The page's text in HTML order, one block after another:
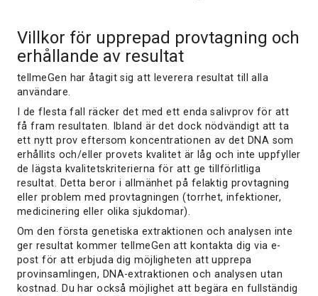
Villkor för upprepad provtagning och
erhållande av resultat
tellmeGen har åtagit sig att leverera resultat till alla
användare.
I de flesta fall räcker det med ett enda salivprov för att
få fram resultaten. Ibland är det dock nödvändigt att ta
ett nytt prov eftersom koncentrationen av det DNA som
erhållits och/eller provets kvalitet är låg och inte uppfyller
de lägsta kvalitetskriterierna för att ge tillförlitliga
resultat. Detta beror i allmänhet på felaktig provtagning
eller problem med provtagningen (torrhet, infektioner,
medicinering eller olika sjukdomar).
Om den första genetiska extraktionen och analysen inte
ger resultat kommer tellmeGen att kontakta dig via e-
post för att erbjuda dig möjligheten att upprepa
provinsamlingen, DNA-extraktionen och analysen utan
kostnad. Du har också möjlighet att begära en fullständig